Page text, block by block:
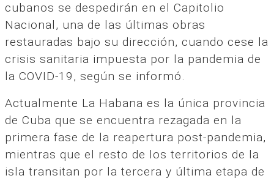
cubanos se despedirán en el Capitolio
Nacional, una de las últimas obras
restauradas bajo su dirección, cuando cese la
crisis sanitaria impuesta por la pandemia de
la COVID-19, según se informó.
Actualmente La Habana es la única provincia
de Cuba que se encuentra rezagada en la
primera fase de la reapertura post-pandemia,
mientras que el resto de los territorios de la
isla transitan por la tercera y última etapa de